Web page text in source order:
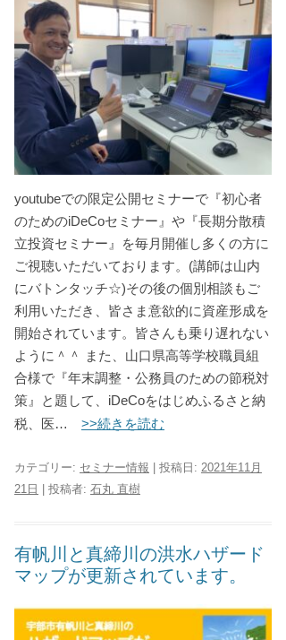
youtubeでの限定公開セミナーで『初心者
のためのiDeCoセミナー』や『長期分散積
立投資セミナー』を毎月開催し多くの方に
ご視聴いただいております。(講師は山内
にバトンタッチ☆)その後の個別相談もご
利用いただき、皆さま意欲的に資産形成を
開始されています。皆さんも乗り遅れない
ように＾＾ また、山口県高等学校職員組
合様で『年末調整・公務員のための節税対
策』と題して、iDeCoをはじめふるさと納
税、医… >>続きを読む
カテゴリー: セミナー情報 | 投稿日: 2021年11月
21日
投稿者: 石丸 直樹
有帆川と真締川の洪水ハザード
マップが更新されています。